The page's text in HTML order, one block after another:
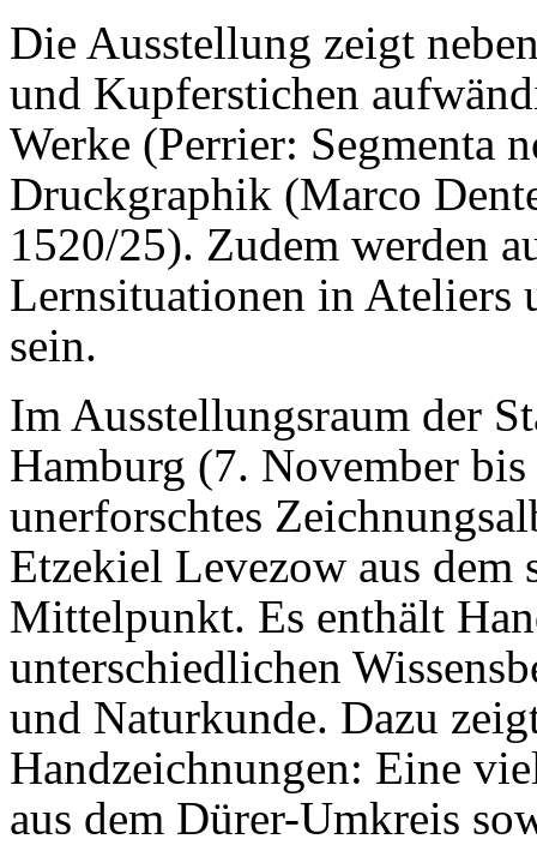
Die Ausstellung zeigt
und Kupferstichen
Werke (Perrier: Segmenta
Druckgraphik (Marco
1520/25). Zudem werden
Lernsituationen in Ateliers
sein.
Im Ausstellungsraum der
Hamburg (7. November
unerforschtes
Etzekiel Levezow aus dem
Mittelpunkt. Es enthält
unterschiedlichen
und Naturkunde. Dazu
Handzeichnungen: Eine
aus dem Dürer-Umkreis